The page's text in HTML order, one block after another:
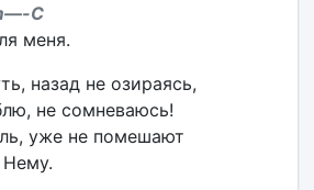
C
меня.
назад не озираясь,
не сомневаюсь!
уже не помешают